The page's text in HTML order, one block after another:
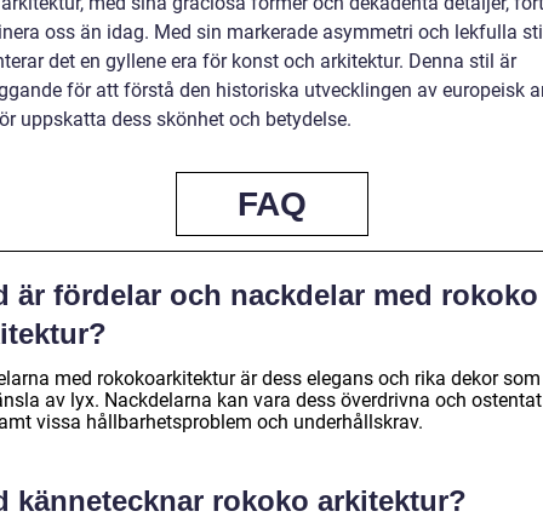
oss än idag. Med sin markerade asymmetri och lekfulla
det en gyllene era för konst och arkitektur. Denna stil är
för att förstå den historiska utvecklingen av europeisk
uppskatta dess skönhet och betydelse.
FAQ
är fördelar och nackdelar med rokoko
med rokokoarkitektur är dess elegans och rika dekor
av lyx. Nackdelarna kan vara dess överdrivna och
vissa hållbarhetsproblem och underhållskrav.
kännetecknar rokoko arkitektur?